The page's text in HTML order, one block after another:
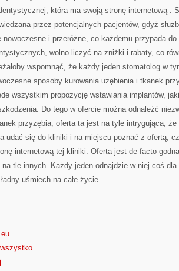
która ma swoją stronę internetową .
przez potencjalnych pacjentów, gdyż
nowoczesne i przeróżne, co każdemu przypada
wolno liczyć na zniżki i rabaty, co
wspomnąć, że każdy jeden stomatolog w
sposoby kurowania uzębienia i tkanek
wszystkim propozycję wstawiania implantów,
Do tego w ofercie można odnaleźć
przyzębia, oferta ta jest na tyle intrygująca,
udać się do kliniki i na miejscu poznać z ofertą,
internetową tej kliniki. Oferta jest de facto
tle innych. Każdy jeden odnajdzie w niej coś
uśmiech na całe życie.